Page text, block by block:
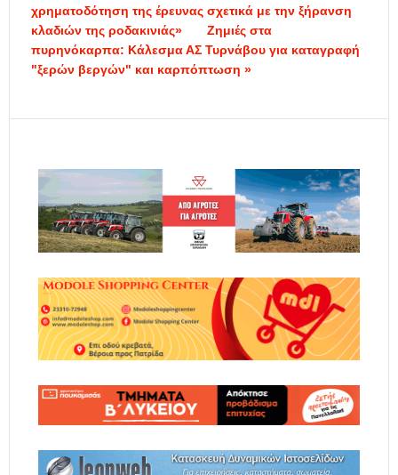
χρηματοδότηση της έρευνας σχετικά με την ξήρανση
κλαδιών της ροδακινιάς»
Ζημιές στα
πυρηνόκαρπα: Κάλεσμα ΑΣ Τυρνάβου για καταγραφή
"ξερών βεργών" και καρπόπτωση »